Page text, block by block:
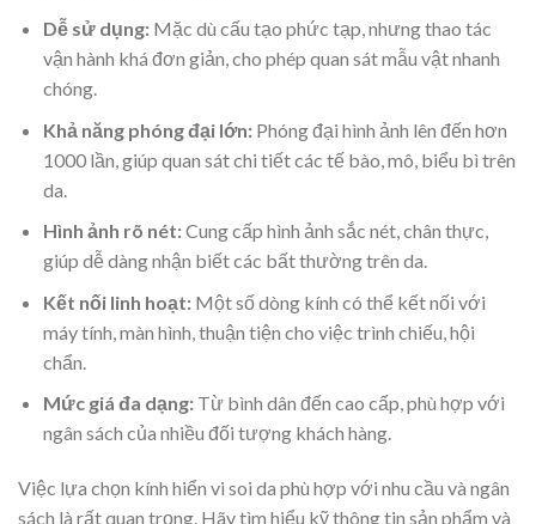
Dễ sử dụng:Mặc dù cấu tạo phức tạp, nhưng thao tác
vận hành khá đơn giản, cho phép quan sát mẫu vật nhanh
chóng.
Khả năng phóng đại lớn:Phóng đại hình ảnh lên đến hơn
1000 lần, giúp quan sát chi tiết các tế bào, mô, biểu bì trên
da.
Hình ảnh rõ nét:Cung cấp hình ảnh sắc nét, chân thực,
giúp dễ dàng nhận biết các bất thường trên da.
Kết nối linh hoạt:Một số dòng kính có thể kết nối với
máy tính, màn hình, thuận tiện cho việc trình chiếu, hội
chẩn.
Mức giá đa dạng:Từ bình dân đến cao cấp, phù hợp với
ngân sách của nhiều đối tượng khách hàng.
Việc lựa chọn kính hiển vi soi da phù hợp với nhu cầu và ngân
sách là rất quan trọng. Hãy tìm hiểu kỹ thông tin sản phẩm và